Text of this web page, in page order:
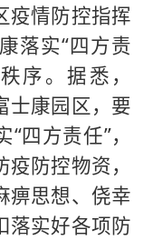
疫情防控指挥
落实“四方责
序。据悉，
士康园区，要
四方责任”，
防控物资，
痹思想、侥幸
落实好各项防